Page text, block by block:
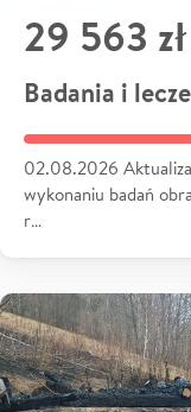
29 563 zł
Badania i
02.08.2026
wykonaniu badań
r…